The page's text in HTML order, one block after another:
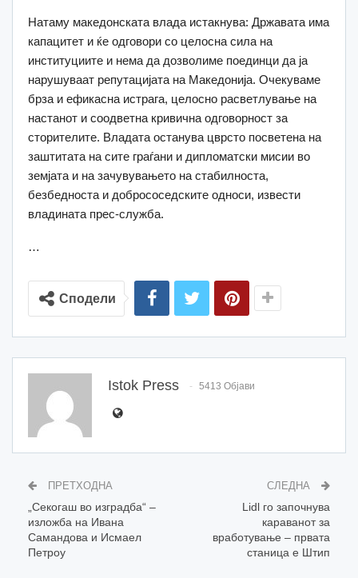
Натаму македонската влада истакнува: Државата има
капацитет и ќе одговори со целосна сила на
институциите и нема да дозволиме поединци да ја
нарушуваат репутацијата на Македонија. Очекуваме
брза и ефикасна истрага, целосно расветлување на
настанот и соодветна кривична одговорност за
сторителите. Владата останува цврсто посветена на
заштитата на сите граѓани и дипломатски мисии во
земјата и на зачувувањето на стабилноста,
безбедноста и добрососедските односи, извести
владината прес-служба.
…
Сподели
Istok Press 5413 Објави
ПРЕТХОДНА
„Секогаш во изградба“ –
изложба на Ивана
Самандова и Исмаел
Петроу
СЛЕДНА
Lidl го започнува
караванот за
вработување – првата
станица е Штип